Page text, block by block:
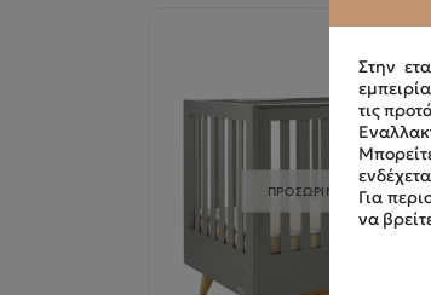
ΠΡΟΣΩΡΙΝΑ ΜΗ
Στην
τις
Για
να